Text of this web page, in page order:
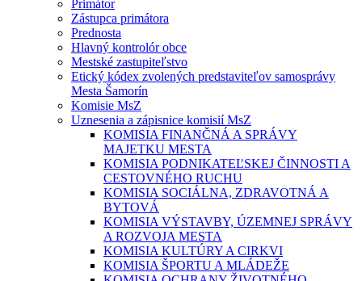
Primátor
Zástupca primátora
Prednosta
Hlavný kontrolór obce
Mestské zastupiteľstvo
Etický kódex zvolených predstaviteľov samosprávy
Mesta Šamorín
Komisie MsZ
Uznesenia a zápisnice komisií MsZ
KOMISIA FINANČNÁ A SPRÁVY
MAJETKU MESTA
KOMISIA PODNIKATEĽSKEJ ČINNOSTI A
CESTOVNÉHO RUCHU
KOMISIA SOCIÁLNA, ZDRAVOTNÁ A
BYTOVÁ
KOMISIA VÝSTAVBY, ÚZEMNEJ SPRÁVY
A ROZVOJA MESTA
KOMISIA KULTÚRY A CIRKVI
KOMISIA ŠPORTU A MLÁDEŽE